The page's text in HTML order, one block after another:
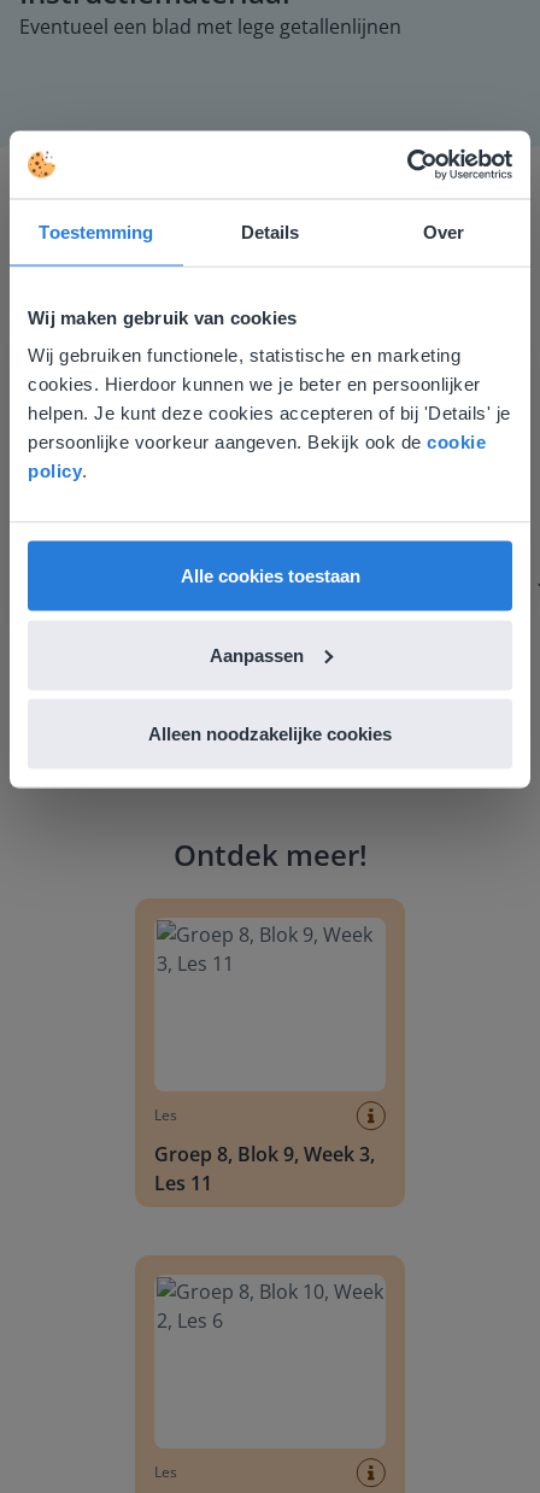
Toestemming Details Over
Wij maken gebruik van cookies
Wij gebruiken functionele, statistische en marketing
cookies. Hierdoor kunnen we je beter en persoonlijker
helpen. Je kunt deze cookies accepteren of bij 'Details' je
persoonlijke voorkeur aangeven. Bekijk ook de cookie
policy.
Alle cookies toestaan
Aanpassen
Alleen noodzakelijke cookies
Eventueel een blad met lege getallenlijnen
Ik vind de professionaliteit en behulpzaamheid een
groot pluspunt van Gynzy. Datzelfde geldt voor het
luisteren naar suggesties, het open karakter en de
informatievoorziening via de website. Ik kan niets ter
verbetering noemen.
Tamara Alkemade
Leerkracht / ICT-coördinator op de Prinses
Margrietschool
Ontdek meer!
Les
Groep 8, Blok 9, Week 3,
Les 11
Les
Deze website komt niet
overeen met je locatie
Gezien je locatie, denken we dat je misschien
liever naar de website voor English gaat. Hier
English
Nederland